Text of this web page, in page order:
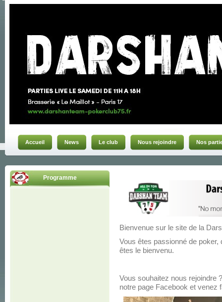
Accueil News Le club Nous rejoindre Nos
Programme
Bienvenue sur le site de la
Vous êtes passionné de
êtes le bienvenu.
Vous souhaitez nous rejoindre
notre page Facebook et venez